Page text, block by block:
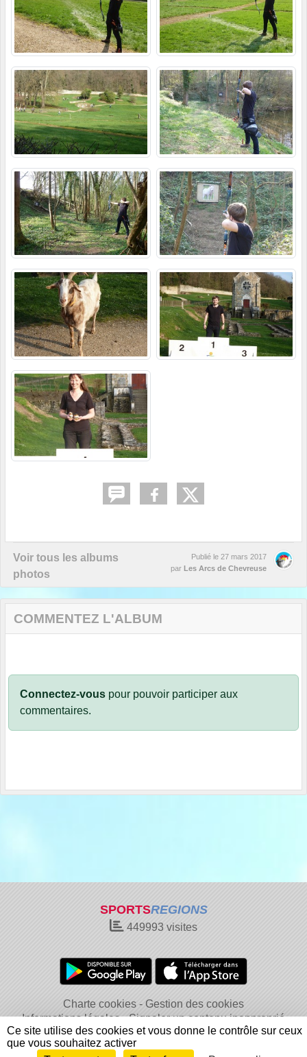
Voir tous les albums
photos
Publié le 27 mars 2017
par Les Arcs de Chevreuse
COMMENTEZ L'ALBUM
Connectez-vous pour pouvoir participer aux
commentaires.
SPORTSREGIONS
449993 visites
Charte cookies
Gestion des cookies
Informations légales
Signaler un contenu inapproprié
Ce site utilise des cookies et vous donne le contrôle sur ceux
que vous souhaitez activer